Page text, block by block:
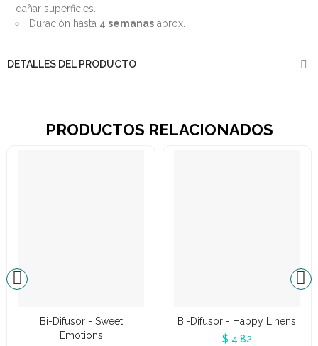
dañar superficies.
Duración hasta 4 semanas aprox.
DETALLES DEL PRODUCTO
PRODUCTOS RELACIONADOS
Bi-Difusor - Sweet
Emotions
Bi-Difusor - Happy Linens
$ 4,82